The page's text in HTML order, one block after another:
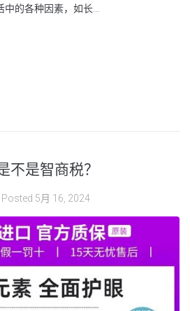
的各种因素，如长...
不是智商税？
Posted 5月 16, 2024